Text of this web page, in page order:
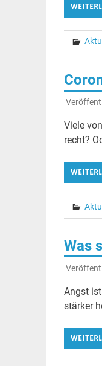
Viele
recht?
Was
Angst
stärker